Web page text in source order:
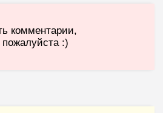
комментарии,
пожалуйста :)